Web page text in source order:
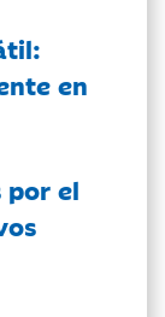
en
por el